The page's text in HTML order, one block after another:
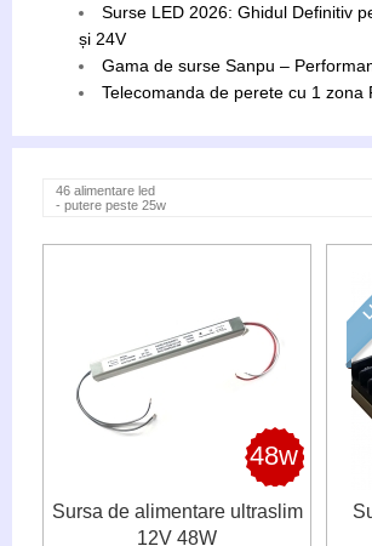
Surse LED 2026: Ghidul Definitiv
și 24V
Gama de surse Sanpu –
Telecomanda de perete cu 1
46 alimentare led
- putere peste 25w
48w
Sursa de alimentare ultraslim
12V 48W